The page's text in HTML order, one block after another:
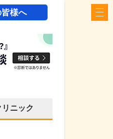
皆様へ
ニック